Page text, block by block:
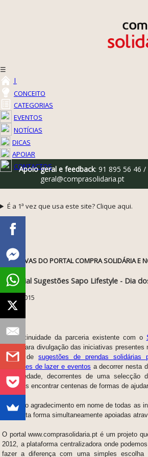
☰
|
CONCEITO
CATEGORIAS
EVENTOS
NOTÍCIAS
DICAS
APOIAR
CONTACTOS
Apoio geral e feedback: 91 895 56 46 /
geral@comprasolidaria.pt
É a 1ª vez que usa este site? Clique aqui.
INICIATIVAS DO PORTAL COMPRA SOLIDÁRIA E
Especial Sugestões Sapo Lifestyle - Dia
11-02-2015
No continuidade da parceria existente com o
para divulgação das iniciativas presentes
artigos de sugestões de prendas solidárias
sugestões de lazer e eventos a decorrer nesta
solidariedade, decorrentes de uma
podemos encontrar centenas de formas de
Um novo agradecimento em nome de todas as
são desta forma simultaneamente apoiadas
O portal www.comprasolidaria.pt é um projeto
2012, a plataforma centralizadora onde
fazer a diferença com uma simples